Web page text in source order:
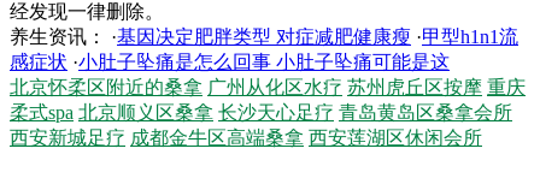
经发现一律删除。
养生资讯： ·基因决定肥胖类型 对症减肥健康瘦 ·甲型h1n1流
感症状 ·小肚子坠痛是怎么回事 小肚子坠痛可能是这
北京怀柔区附近的桑拿 广州从化区水疗 苏州虎丘区按摩 重庆
柔式spa 北京顺义区桑拿 长沙天心足疗 青岛黄岛区桑拿会所
西安新城足疗 成都金牛区高端桑拿 西安莲湖区休闲会所